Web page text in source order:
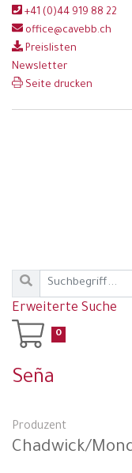
+41 (0)44 919 88 22
office@cavebb.ch
Preislisten
Newsletter
Seite drucken
Erweiterte Suche
0
Seña
Produzent
Chadwick/